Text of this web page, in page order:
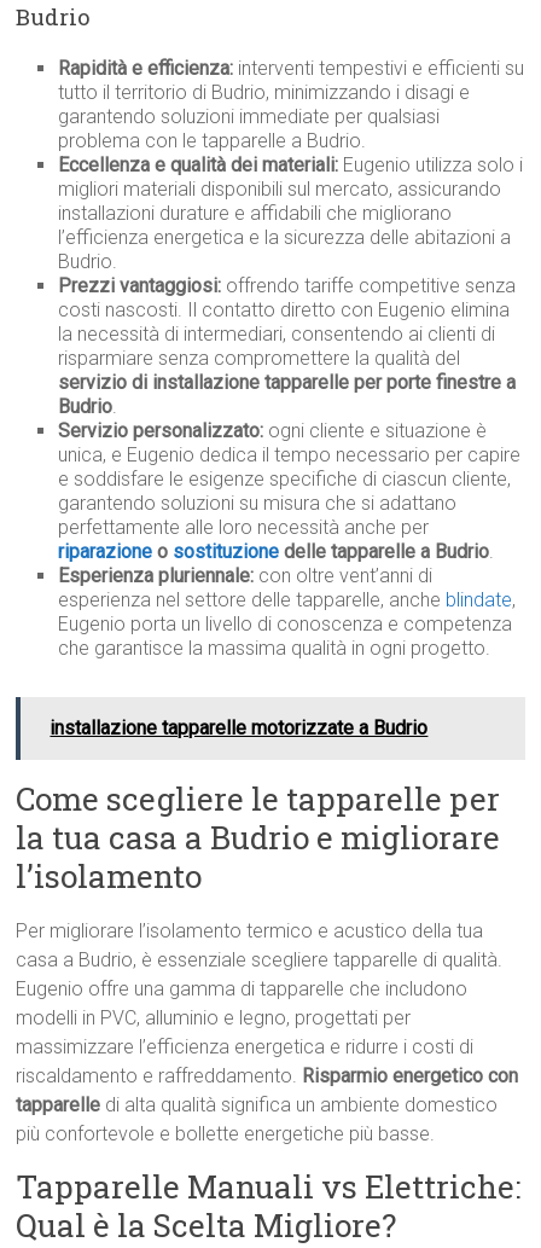
Budrio
Rapidità e efficienza: interventi tempestivi e efficienti su
tutto il territorio di Budrio, minimizzando i disagi e
garantendo soluzioni immediate per qualsiasi
problema con le tapparelle a Budrio.
Eccellenza e qualità dei materiali: Eugenio utilizza solo i
migliori materiali disponibili sul mercato, assicurando
installazioni durature e affidabili che migliorano
l’efficienza energetica e la sicurezza delle abitazioni a
Budrio.
Prezzi vantaggiosi: offrendo tariffe competitive senza
costi nascosti. Il contatto diretto con Eugenio elimina
la necessità di intermediari, consentendo ai clienti di
risparmiare senza compromettere la qualità del
servizio di installazione tapparelle per porte finestre a
Budrio.
Servizio personalizzato: ogni cliente e situazione è
unica, e Eugenio dedica il tempo necessario per capire
e soddisfare le esigenze specifiche di ciascun cliente,
garantendo soluzioni su misura che si adattano
perfettamente alle loro necessità anche per
riparazione o sostituzione delle tapparelle a Budrio.
Esperienza pluriennale: con oltre vent’anni di
esperienza nel settore delle tapparelle, anche blindate,
Eugenio porta un livello di conoscenza e competenza
che garantisce la massima qualità in ogni progetto.
installazione tapparelle motorizzate a Budrio
Come scegliere le tapparelle per
la tua casa a Budrio e migliorare
l’isolamento
Per migliorare l’isolamento termico e acustico della tua
casa a Budrio, è essenziale scegliere tapparelle di qualità.
Eugenio offre una gamma di tapparelle che includono
modelli in PVC, alluminio e legno, progettati per
massimizzare l’efficienza energetica e ridurre i costi di
riscaldamento e raffreddamento. Risparmio energetico con
tapparelle di alta qualità significa un ambiente domestico
più confortevole e bollette energetiche più basse.
Tapparelle Manuali vs Elettriche:
Qual è la Scelta Migliore?